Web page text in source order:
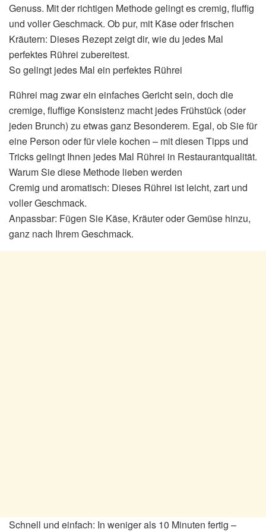
Genuss. Mit der richtigen Methode gelingt es cremig, fluffig
und voller Geschmack. Ob pur, mit Käse oder frischen
Kräutern: Dieses Rezept zeigt dir, wie du jedes Mal
perfektes Rührei zubereitest.
So gelingt jedes Mal ein perfektes Rührei
Rührei mag zwar ein einfaches Gericht sein, doch die
cremige, fluffige Konsistenz macht jedes Frühstück (oder
jeden Brunch) zu etwas ganz Besonderem. Egal, ob Sie für
eine Person oder für viele kochen – mit diesen Tipps und
Tricks gelingt Ihnen jedes Mal Rührei in Restaurantqualität.
Warum Sie diese Methode lieben werden
Cremig und aromatisch: Dieses Rührei ist leicht, zart und
voller Geschmack.
Anpassbar: Fügen Sie Käse, Kräuter oder Gemüse hinzu,
ganz nach Ihrem Geschmack.
Schnell und einfach: In weniger als 10 Minuten fertig –